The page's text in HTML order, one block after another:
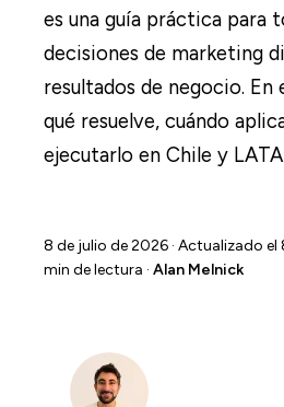
es una guía práctica para
decisiones de marketing
resultados de negocio.
qué resuelve, cuándo
ejecutarlo en Chile y
8 de julio de 2026 · Actualizado el
min de lectura · Alan Melnick